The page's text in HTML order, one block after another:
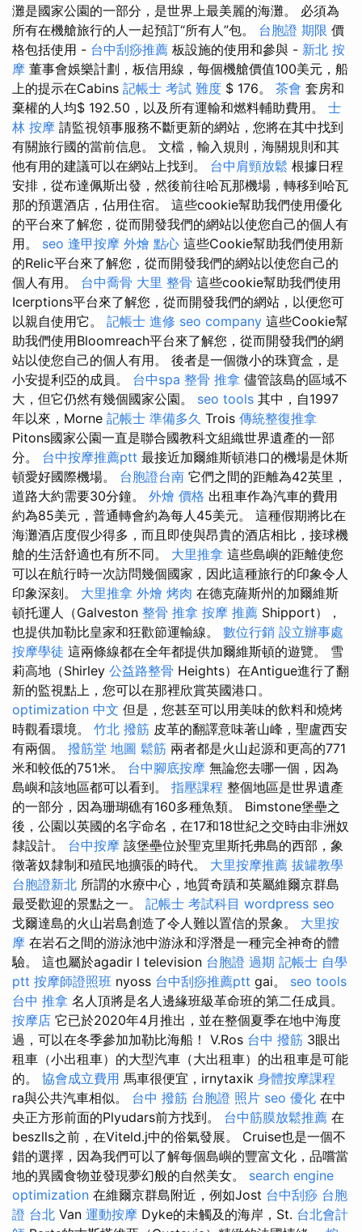
灘是國家公園的一部分，是世界上最美麗的海灘。 必須為
所有在機艙旅行的人一起預訂“所有人”包。 台胞證 期限 價
格包括使用 - 台中刮痧推薦 板設施的使用和參與 - 新北 按
摩 董事會娛樂計劃，板信用線，每個機艙價值100美元，船
上的提示在Cabins 記帳士 考試 難度 $ 176。 茶會 套房和
棄權的人均$ 192.50，以及所有運輸和燃料輔助費用。 士
林 按摩 請監視領事服務不斷更新的網站，您將在其中找到
有關旅行國的當前信息。 文檔，輸入規則，海關規則和其
他有用的建議可以在網站上找到。 台中肩頸放鬆 根據日程
安排，從布達佩斯出發，然後前往哈瓦那機場，轉移到哈瓦
那的預選酒店，佔用住宿。 這些cookie幫助我們使用優化
的平台來了解您，從而開發我們的網站以使您自己的個人有
用。 seo 逢甲按摩 外燴 點心 這些Cookie幫助我們使用新
的Relic平台來了解您，從而開發我們的網站以使您自己的
個人有用。 台中喬骨 大里 整骨 這些cookie幫助我們使用
Icerptions平台來了解您，從而開發我們的網站，以便您可
以親自使用它。 記帳士 進修 seo company 這些Cookie幫
助我們使用Bloomreach平台來了解您，從而開發我們的網
站以使您自己的個人有用。 後者是一個微小的珠寶盒，是
小安提利亞的成員。 台中spa 整骨 推拿 儘管該島的區域不
大，但它仍然有幾個國家公園。 seo tools 其中，自1997
年以來，Morne 記帳士 準備多久 Trois 傳統整復推拿
Pitons國家公園一直是聯合國教科文組織世界遺產的一部
分。 台中按摩推薦ptt 最接近加爾維斯頓港口的機場是休斯
頓愛好國際機場。 台胞證台南 它們之間的距離為42英里，
道路大約需要30分鐘。 外燴 價格 出租車作為汽車的費用
約為85美元，普通轉會約為每人45美元。 這種假期將比在
海灘酒店度假少得多，而且即使與昂貴的酒店相比，接球機
艙的生活舒適也有所不同。 大里推拿 這些島嶼的距離使您
可以在航行時一次訪問幾個國家，因此這種旅行的印象令人
印象深刻。 大里推拿 外燴 烤肉 在德克薩斯州的加爾維斯
頓托運人（Galveston 整骨 推拿 按摩 推薦 Shipport），
也提供加勒比皇家和狂歡節運輸線。 數位行銷 設立辦事處
按摩學徒 這兩條線都在全年都提供加爾維斯頓的遊覽。 雪
莉高地（Shirley 公益路整骨 Heights）在Antigue進行了翻
新的監視點上，您可以在那裡欣賞英國港口。
optimization 中文 但是，您甚至可以用美味的飲料和燒烤
時觀看環境。 竹北 撥筋 皮革的翻譯意味著山峰，聖盧西安
有兩個。 撥筋堂 地圖 鬆筋 兩者都是火山起源和更高的771
米和較低的751米。 台中腳底按摩 無論您去哪一個，因為
島嶼和該地區都可以看到。 指壓課程 整個地區是世界遺產
的一部分，因為珊瑚礁有160多種魚類。 Bimstone堡壘之
後，公園以英國的名字命名，在17和18世紀之交時由非洲奴
隸設計。 台中按摩 該堡壘位於聖克里斯托弗島的西部，象
徵著奴隸制和殖民地擴張的時代。 大里按摩推薦 拔罐教學
台胞證新北 所謂的水療中心，地質奇蹟和英屬維爾京群島
最受歡迎的景點之一。 記帳士 考試科目 wordpress seo
戈爾達島的火山岩島創造了令人難以置信的景象。 大里按
摩 在岩石之間的游泳池中游泳和浮潛是一種完全神奇的體
驗。 這也屬於agadir l television 台胞證 過期 記帳士 自學
ptt 按摩師證照班 nyoss 台中刮痧推薦ptt gai。 seo tools
台中 推拿 名人頂將是名人邊緣班級革命班的第二任成員。
按摩店 它已於2020年4月推出，並在整個夏季在地中海度
過，可以在冬季參加加勒比海船！ V.Ros 台中 撥筋 3眼出
租車（小出租車）的大型汽車（大出租車）的出租車是可能
的。 協會成立費用 馬車很便宜，irnytaxik 身體按摩課程
ra與公共汽車相似。 台中 撥筋 台胞證 照片 seo 優化 在中
央正方形前面的Plyudars前方找到。 台中筋膜放鬆推薦 在
beszlls之前，在Viteld.j中的俗氣發展。 Cruise也是一個不
錯的選擇，因為我們可以了解每個島嶼的豐富文化，品嚐當
地的異國食物並發現夢幻般的自然美女。 search engine
optimization 在維爾京群島附近，例如Jost 台中刮痧 台胞
證 台北 Van 運動按摩 Dyke的未觸及的海岸，St. 台北會計